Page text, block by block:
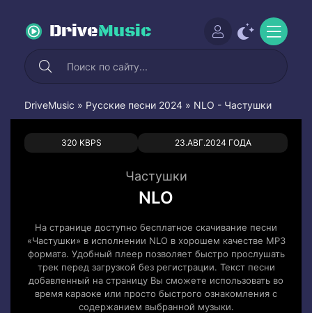
DriveMusic
DriveMusic » Русские песни 2024 » NLO - Частушки
320 KBPS 23.АВГ.2024 ГОДА
0 0
Частушки
NLO
На странице доступно бесплатное скачивание песни
«Частушки» в исполнении NLO в хорошем качестве MP3
формата. Удобный плеер позволяет быстро прослушать
трек перед загрузкой без регистрации. Текст песни
добавленный на страницу Вы сможете использовать во
время караоке или просто быстрого ознакомления с
содержанием выбранной музыки.